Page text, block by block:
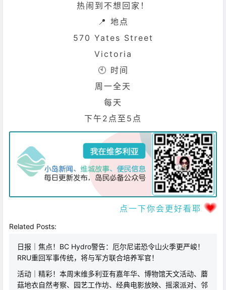
热闹到不想回家！
📍 地点
570 Yates Street
Victoria
🕙 时间
周一全天
每天
下午2点至5点
点一下你会更好看耶
Related Posts:
日报｜焦点！BC Hydro警告：厄尔尼诺恐令山火季更严峻！
RRU重回军事传统，将与军方联合培养军官！
活动｜精彩！本周末维多利亚有嘉年华、博物馆天文活动、蘑
菇地衣自然考察、园艺工作坊、经典电影放映、摇滚派对、邻